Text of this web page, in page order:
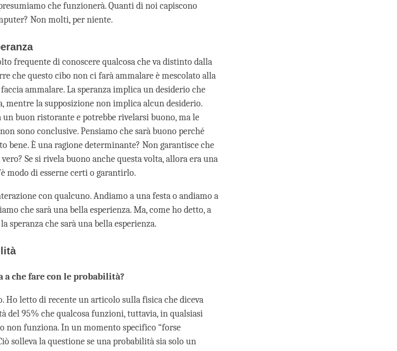
che funzionerà. Quanti di noi capiscono
Non molti, per niente.
frequente di conoscere qualcosa che va distinto dalla
che questo cibo non ci farà ammalare è mescolato alla
ammalare. La speranza implica un desiderio che
mentre la supposizione non implica alcun desiderio.
un buon ristorante e potrebbe rivelarsi buono, ma le
sono conclusive. Pensiamo che sarà buono perché
bene. È una ragione determinante? Non garantisce che
Se si rivela buono anche questa volta, allora era una
modo di esserne certi o garantirlo.
con qualcuno. Andiamo a una festa o andiamo a
che sarà una bella esperienza. Ma, come ho detto, a
speranza che sarà una bella esperienza.
a che fare con le probabilità?
Ho letto di recente un articolo sulla fisica che diceva
del 95% che qualcosa funzioni, tuttavia, in qualsiasi
non funziona. In un momento specifico “forse
solleva la questione se una probabilità sia solo un